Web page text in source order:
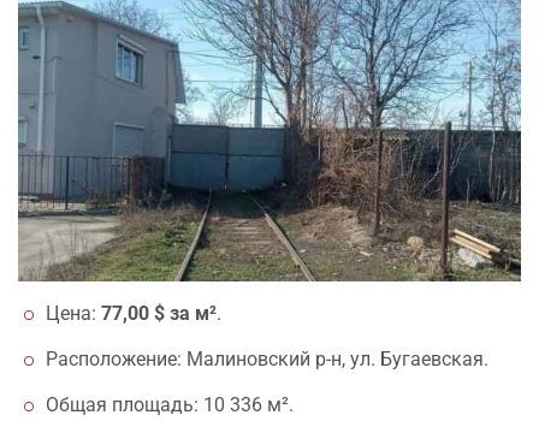
Цена: 77,00 $ за м².
Расположение: Малиновский р-н, ул. Бугаевская.
Общая площадь: 10 336 м².